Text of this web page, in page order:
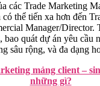
các Trade Marketing
thể tiến xa hơn đến
Manager/Director.
bao quát dự án yêu cầu
sâu rộng, và đa dạng
mảng client –
những gì?